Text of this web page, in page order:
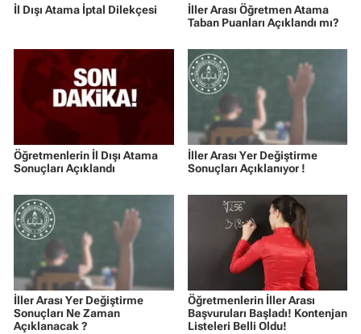
İl Dışı Atama İptal Dilekçesi
İller Arası Öğretmen Atama
Taban Puanları Açıklandı mı?
Öğretmenlerin İl Dışı Atama
Sonuçları Açıklandı
İller Arası Yer Değiştirme
Sonuçları Açıklanıyor !
İller Arası Yer Değiştirme
Sonuçları Ne Zaman
Açıklanacak ?
Öğretmenlerin İller Arası
Başvuruları Başladı! Kontenjan
Listeleri Belli Oldu!